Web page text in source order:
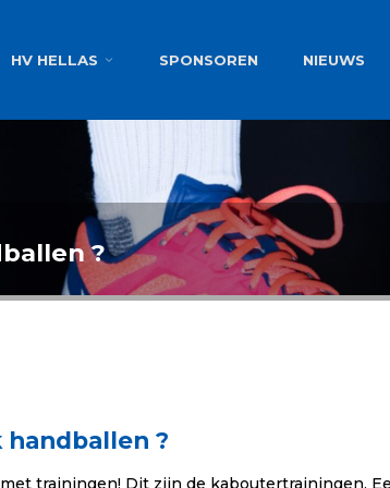
HV HELLAS SPONSOREN NIEUWS
?
?
trainingen! Dit zijn de kaboutertrainingen.